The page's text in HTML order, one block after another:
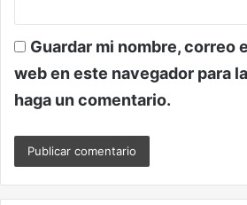
Guardar mi nombre, correo
web en este navegador para
haga un comentario.